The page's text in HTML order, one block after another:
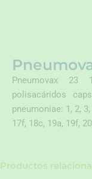
Pneumovax 23
polisacáridos
pneumoniae: 1, 2,
17f, 18c, 19a, 19f,
Productos